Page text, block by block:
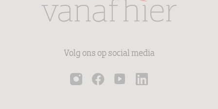
Volg ons op social media